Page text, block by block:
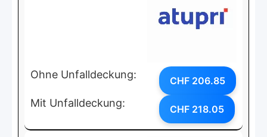
Ohne Unfalldeckung: CHF 206.85
Mit Unfalldeckung: CHF 218.05